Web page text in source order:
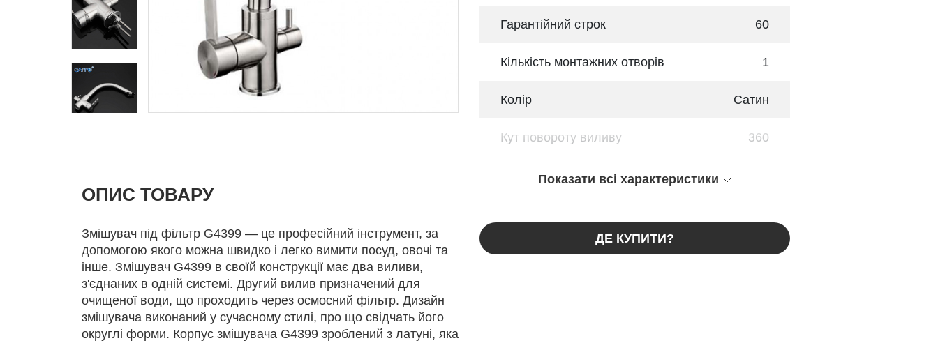
ОПИС ТОВАРУ
Змішувач під фільтр G4399 — це професійний інструмент, за
допомогою якого можна швидко і легко вимити посуд, овочі та
інше. Змішувач G4399 в своїй конструкції має два виливи,
з'єднаних в одній системі. Другий вилив призначений для
очищеної води, що проходить через осмосний фільтр. Дизайн
змішувача виконаний у сучасному стилі, про що свідчать його
округлі форми. Корпус змішувача G4399 зроблений з латуні, яка
Гарантійний строк 60
Кількість монтажних отворів 1
Колір Сатин
Кут повороту виливу 360
Показати всі характеристики
ДЕ КУПИТИ?